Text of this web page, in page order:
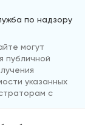
по надзору
могут
публичной
указанных
с